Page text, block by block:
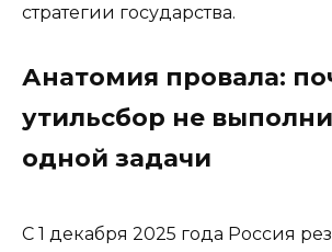
стратегии государства.
Анатомия провала:
утильсбор не
одной задачи
С 1 декабря 2025 года Россия